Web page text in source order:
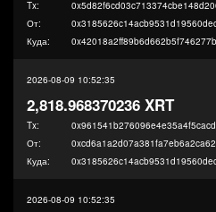
Tx:
От:
Куда:
2026-08-09 10:52:35
2,818.968370236 XRT
Tx:
От:
Куда:
2026-08-09 10:52:35